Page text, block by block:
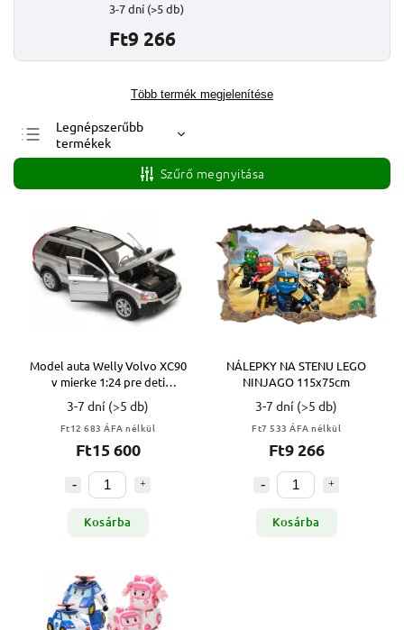
3-7 dní (>5 db)
Ft9 266
Több termék megjelenítése
Legnépszerűbb
termékek
Legolcsóbb elöl
Legdrágább
Szűrő megnyitása
Model auta Welly Volvo XC90
v mierke 1:24 pre deti
STRIEBORNÝ
3-7 dní (>5 db)
Ft12 683 ÁFA nélkül
Ft15 600
Kosárba
NÁLEPKY NA STENU LEGO
NINJAGO 115x75cm
3-7 dní (>5 db)
Ft7 533 ÁFA nélkül
Ft9 266
Kosárba